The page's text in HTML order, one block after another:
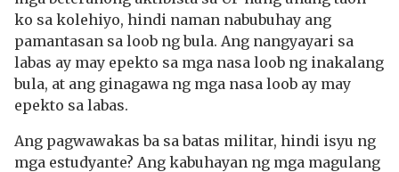
ko sa kolehiyo, hindi naman nabubuhay ang
pamantasan sa loob ng bula. Ang nangyayari sa
labas ay may epekto sa mga nasa loob ng inakalang
bula, at ang ginagawa ng mga nasa loob ay may
epekto sa labas.
Ang pagwawakas ba sa batas militar, hindi isyu ng
mga estudyante? Ang kabuhayan ng mga magulang